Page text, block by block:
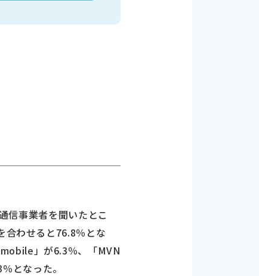
信事業者を聞いたとこ
わせると76.8％とな
」が6.3％、「MVN
となった。